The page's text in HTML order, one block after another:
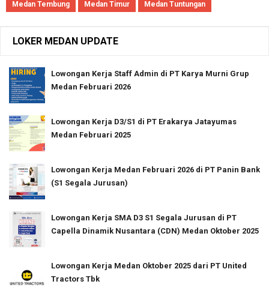
Medan Tembung Medan Timur Medan Tuntungan
LOKER MEDAN UPDATE
Lowongan Kerja Staff Admin di PT Karya Murni Grup
Medan Februari 2026
Lowongan Kerja D3/S1 di PT Erakarya Jatayumas
Medan Februari 2025
Lowongan Kerja Medan Februari 2026 di PT Panin Bank
(S1 Segala Jurusan)
Lowongan Kerja SMA D3 S1 Segala Jurusan di PT
Capella Dinamik Nusantara (CDN) Medan Oktober 2025
Lowongan Kerja Medan Oktober 2025 dari PT United
Tractors Tbk